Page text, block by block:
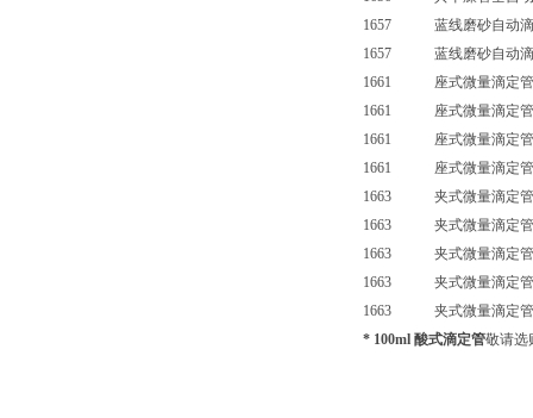
1657 蓝线磨砂自动
1657 蓝线磨砂自动
1661 座式微量滴定
1661 座式微量滴定
1661 座式微量滴定
1661 座式微量滴定
1663 夹式微量滴定
1663 夹式微量滴定
1663 夹式微量滴定
1663 夹式微量滴定
1663 夹式微量滴定
* 100ml 酸式滴定管敬请